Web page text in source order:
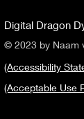
Digital Dragon
© 2023 by Naam
(Accessibility
(Acceptable Use